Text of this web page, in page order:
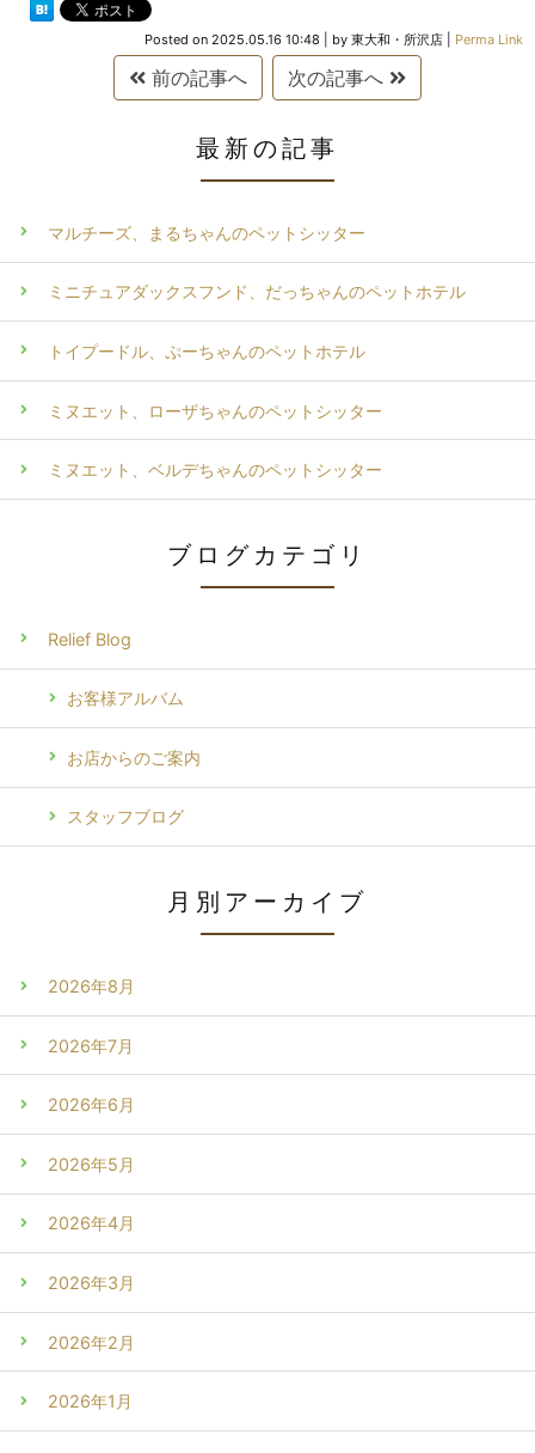
Posted on 2025.05.16 10:48 by 東大和・所沢店 Perma Link
前の記事へ 次の記事へ
最新の記事
マルチーズ、まるちゃんのペットシッター
ミニチュアダックスフンド、だっちゃんのペットホテル
トイプードル、ぷーちゃんのペットホテル
ミヌエット、ローザちゃんのペットシッター
ミヌエット、ベルデちゃんのペットシッター
ブログカテゴリ
Relief Blog
お客様アルバム
お店からのご案内
スタッフブログ
月別アーカイブ
2026年8月
2026年7月
2026年6月
2026年5月
2026年4月
2026年3月
2026年2月
2026年1月